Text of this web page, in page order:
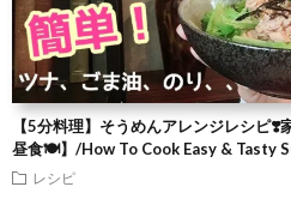
【5分料理】そうめんアレンジレシピ
昼食🍽】/How To Cook Easy & Tasty
レシピ